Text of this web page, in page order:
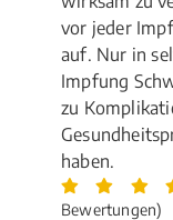
vor jeder
auf. Nur in
Impfung
zu
haben.
Bewertungen)